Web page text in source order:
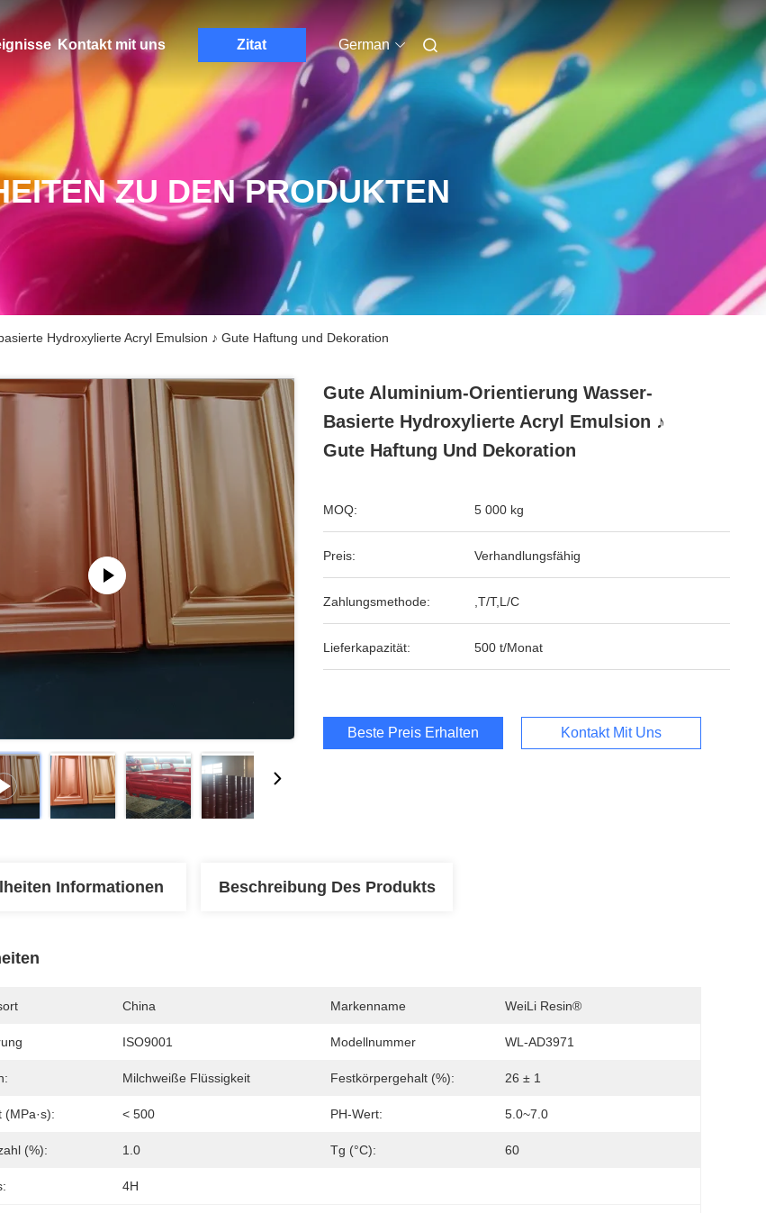
Kontakt mit uns Zitat German
ZU DEN PRODUKTEN
Hydroxylierte Acryl Emulsion ♪ Gute Haftung und Dekoration
Gute Aluminium-Orientierung Wasser-
Basierte Hydroxylierte Acryl Emulsion ♪
Gute Haftung Und Dekoration
MOQ: 5 000 kg
Preis: Verhandlungsfähig
Zahlungsmethode: ,T/T,L/C
Lieferkapazität: 500 t/Monat
Beste Preis Erhalten Kontakt Mit Uns
Informationen Beschreibung Des Produkts
China Markenname WeiLi Resin®
ISO9001 Modellnummer WL-AD3971
Milchweiße Flüssigkeit Festkörpergehalt (%): 26 ± 1
(mPa·s): < 500 PH-Wert: 5.0~7.0
(%): 1.0 Tg (°c): 60
4H